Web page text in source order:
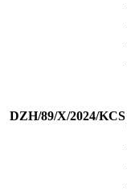
DZH/89/X/2024/KCS